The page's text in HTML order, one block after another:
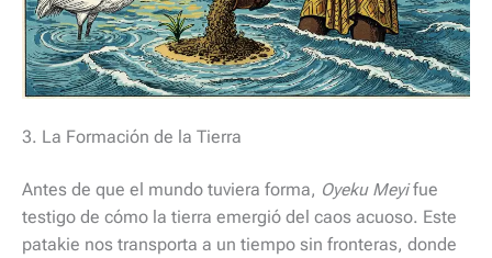
3. La Formación de la Tierra
Antes de que el mundo tuviera forma, Oyeku Meyifue
testigo de cómo la tierra emergió del caos acuoso. Este
patakie nos transporta a un tiempo sin fronteras, donde